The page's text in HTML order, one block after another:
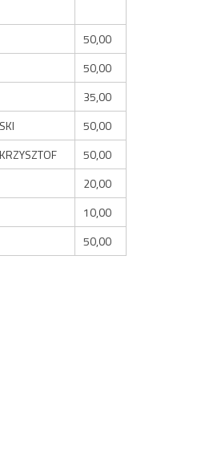
50,00
50,00
35,00
50,00
50,00
20,00
10,00
50,00